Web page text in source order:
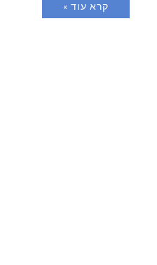
קרא עוד »